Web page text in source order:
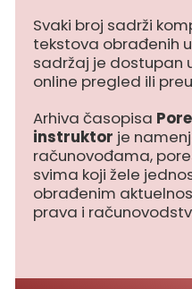
Svaki broj sadrži
tekstova obrađenih
sadržaj je dostupan
online pregled ili
Arhiva časopisa
instruktor je
računovođama,
svima koji žele
obrađenim
prava i